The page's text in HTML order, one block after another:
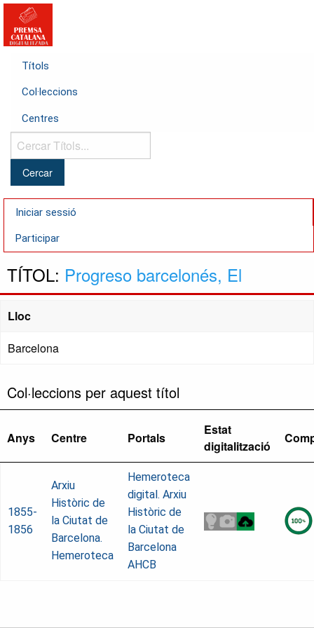
Títols
Col·leccions
Centres
Cercar
Títols...
Iniciar sessió
Participar
TÍTOL: Progreso barcelonés, El
Lloc
Barcelona
Col·leccions per aquest títol
Anys Centre Portals
Estat
digitalització
1855-
1856
Arxiu
Històric de
la Ciutat de
Barcelona.
Hemeroteca
Hemeroteca
digital. Arxiu
Històric de
la Ciutat de
Barcelona
AHCB